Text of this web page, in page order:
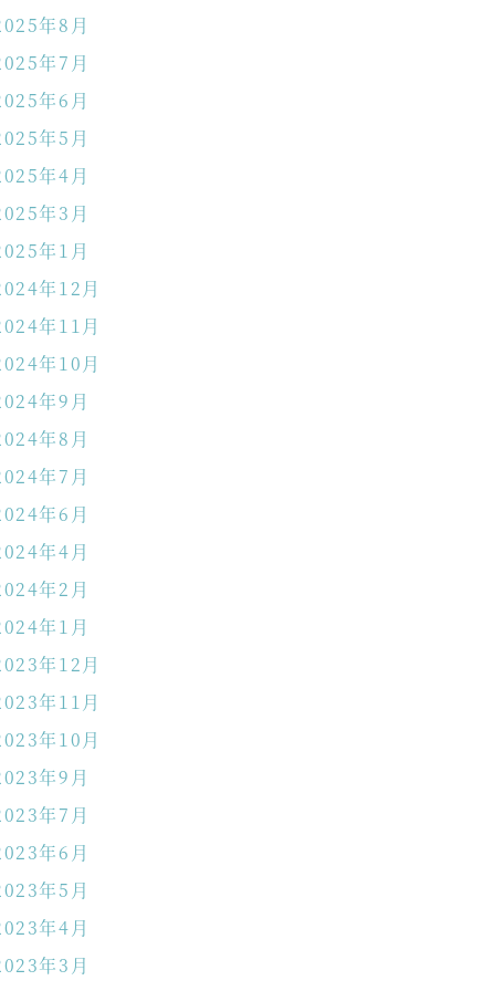
年8月
年7月
年6月
年5月
年4月
年3月
年1月
年12月
年11月
年10月
年9月
年8月
年7月
年6月
年4月
年2月
年1月
年12月
年11月
年10月
年9月
年7月
年6月
年5月
年4月
年3月